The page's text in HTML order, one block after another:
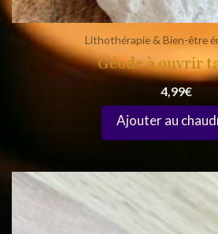
Lithothérapie & Bien-être
Géode à ouvrir
4,99€